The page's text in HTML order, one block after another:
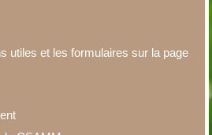
utiles et les formulaires sur la page